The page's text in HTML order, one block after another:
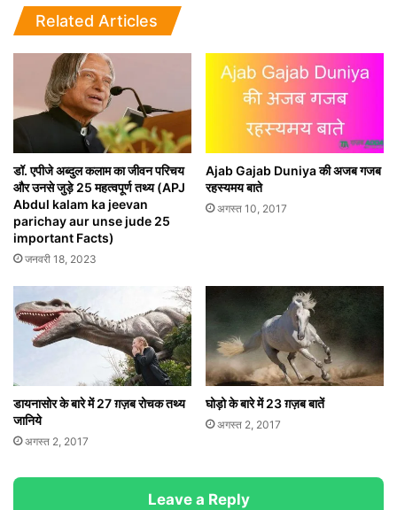
Related Articles
डॉ. एपीजे अब्दुल कलाम का जीवन परिचय
और उनसे जुड़े 25 महत्वपूर्ण तथ्य (APJ
Abdul kalam ka jeevan
parichay aur unse jude 25
important Facts)
जनवरी 18, 2023
Ajab Gajab Duniya की अजब गजब
रहस्यमय बाते
अगस्त 10, 2017
डायनासोर के बारे में 27 ग़ज़ब रोचक तथ्य
जानिये
अगस्त 2, 2017
घोड़ो के बारे में 23 ग़ज़ब बातें
अगस्त 2, 2017
Leave a Reply